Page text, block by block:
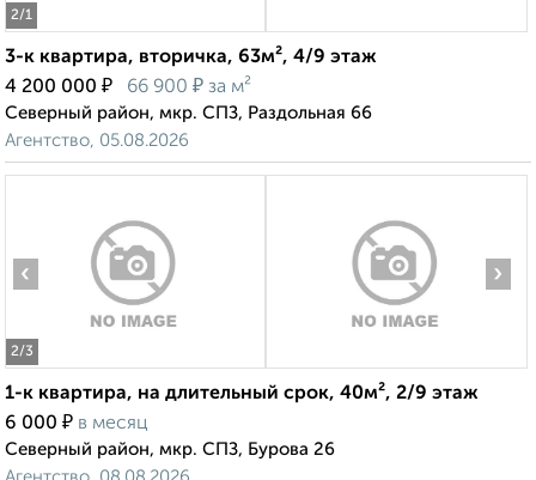
2/1
3-к квартира, вторичка, 63м², 4/9 этаж
4 200 000 ₽ 66 900 ₽ за м²
Северный район, мкр. СПЗ, Раздольная 66
Агентство, 05.08.2026
2/3
‹ ›
1-к квартира, на длительный срок, 40м², 2/9 этаж
6 000 ₽ в месяц
Северный район, мкр. СПЗ, Бурова 26